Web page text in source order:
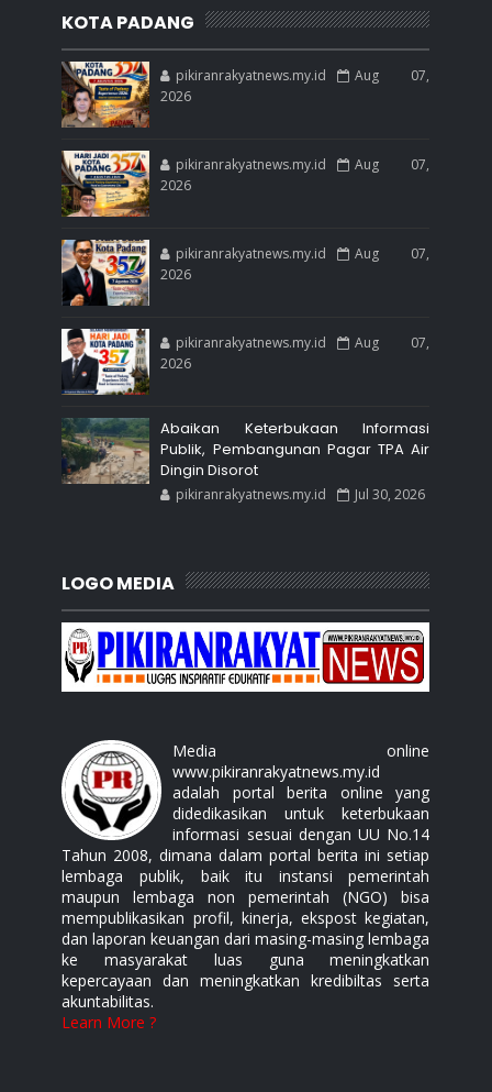
KOTA PADANG
pikiranrakyatnews.my.id
Aug 07,
2026
pikiranrakyatnews.my.id
Aug 07,
2026
pikiranrakyatnews.my.id
Aug 07,
2026
pikiranrakyatnews.my.id
Aug 07,
2026
Abaikan Keterbukaan Informasi
Publik, Pembangunan Pagar TPA Air
Dingin Disorot
pikiranrakyatnews.my.id Jul 30, 2026
LOGO MEDIA
Media online
www.pikiranrakyatnews.my.id
adalah portal berita online yang
didedikasikan untuk keterbukaan
informasi sesuai dengan UU No.14
Tahun 2008, dimana dalam portal berita ini setiap
lembaga publik, baik itu instansi pemerintah
maupun lembaga non pemerintah (NGO) bisa
mempublikasikan profil, kinerja, ekspost kegiatan,
dan laporan keuangan dari masing-masing lembaga
ke masyarakat luas guna meningkatkan
kepercayaan dan meningkatkan kredibiltas serta
akuntabilitas.
Learn More ?